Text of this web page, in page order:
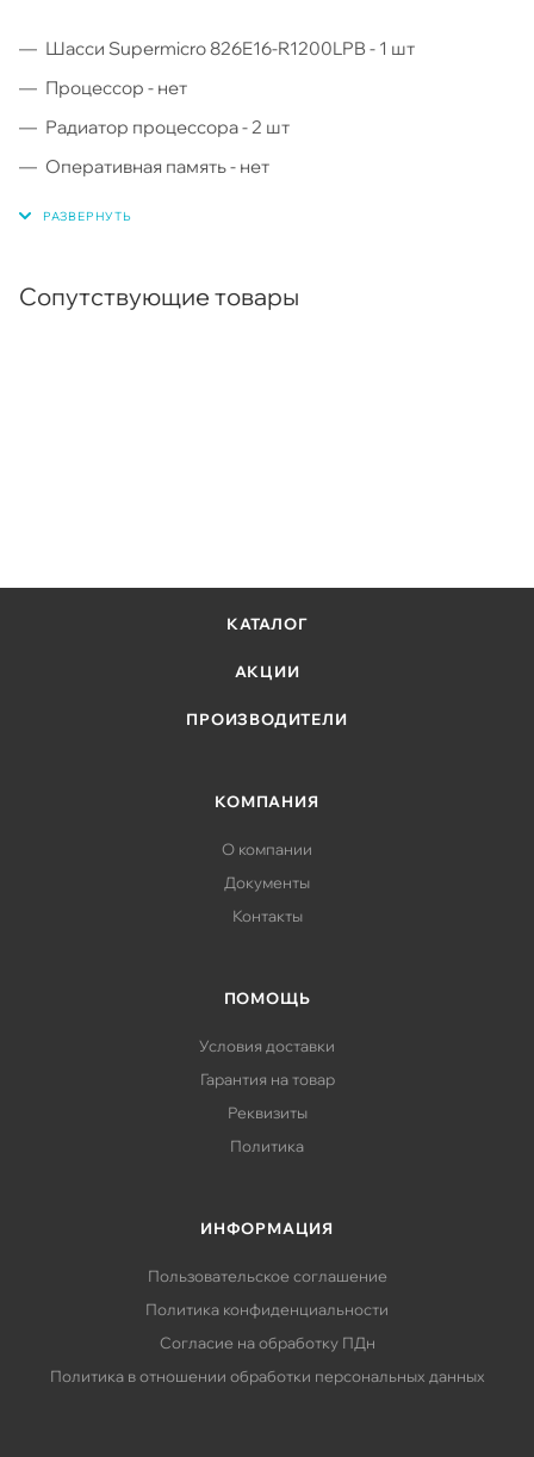
Шасси Supermicro 826E16-R1200LPB - 1 шт
Процессор - нет
Радиатор процессора - 2 шт
Оперативная память - нет
Жесткие диски - нет
(адаптер для работы U.2 дисков присутствует)
Сопутствующие товары
КАТАЛОГ
АКЦИИ
ПРОИЗВОДИТЕЛИ
КОМПАНИЯ
О компании
Документы
Контакты
ПОМОЩЬ
Условия доставки
Гарантия на товар
Реквизиты
Политика
ИНФОРМАЦИЯ
Пользовательское соглашение
Политика конфиденциальности
Согласие на обработку ПДн
Политика в отношении обработки персональных данных